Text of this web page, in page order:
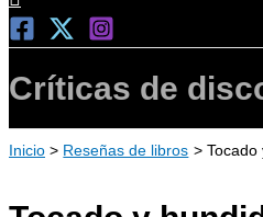
Críticas de
Inicio Reseñas de libros Tocado